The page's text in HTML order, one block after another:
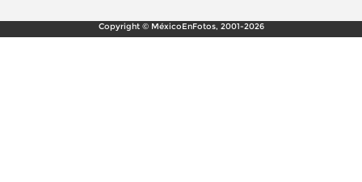
Copyright © MéxicoEnFotos, 2001-2026